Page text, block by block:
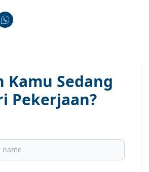
Kamu Sedang
Pekerjaan?